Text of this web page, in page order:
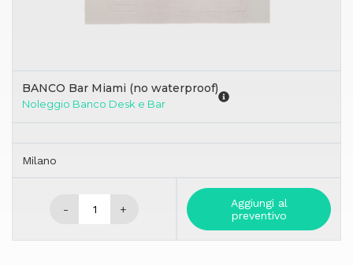
BANCO Bar Miami (no waterproof)
Noleggio Banco Desk e Bar
Milano
- +
Aggiungi al
preventivo